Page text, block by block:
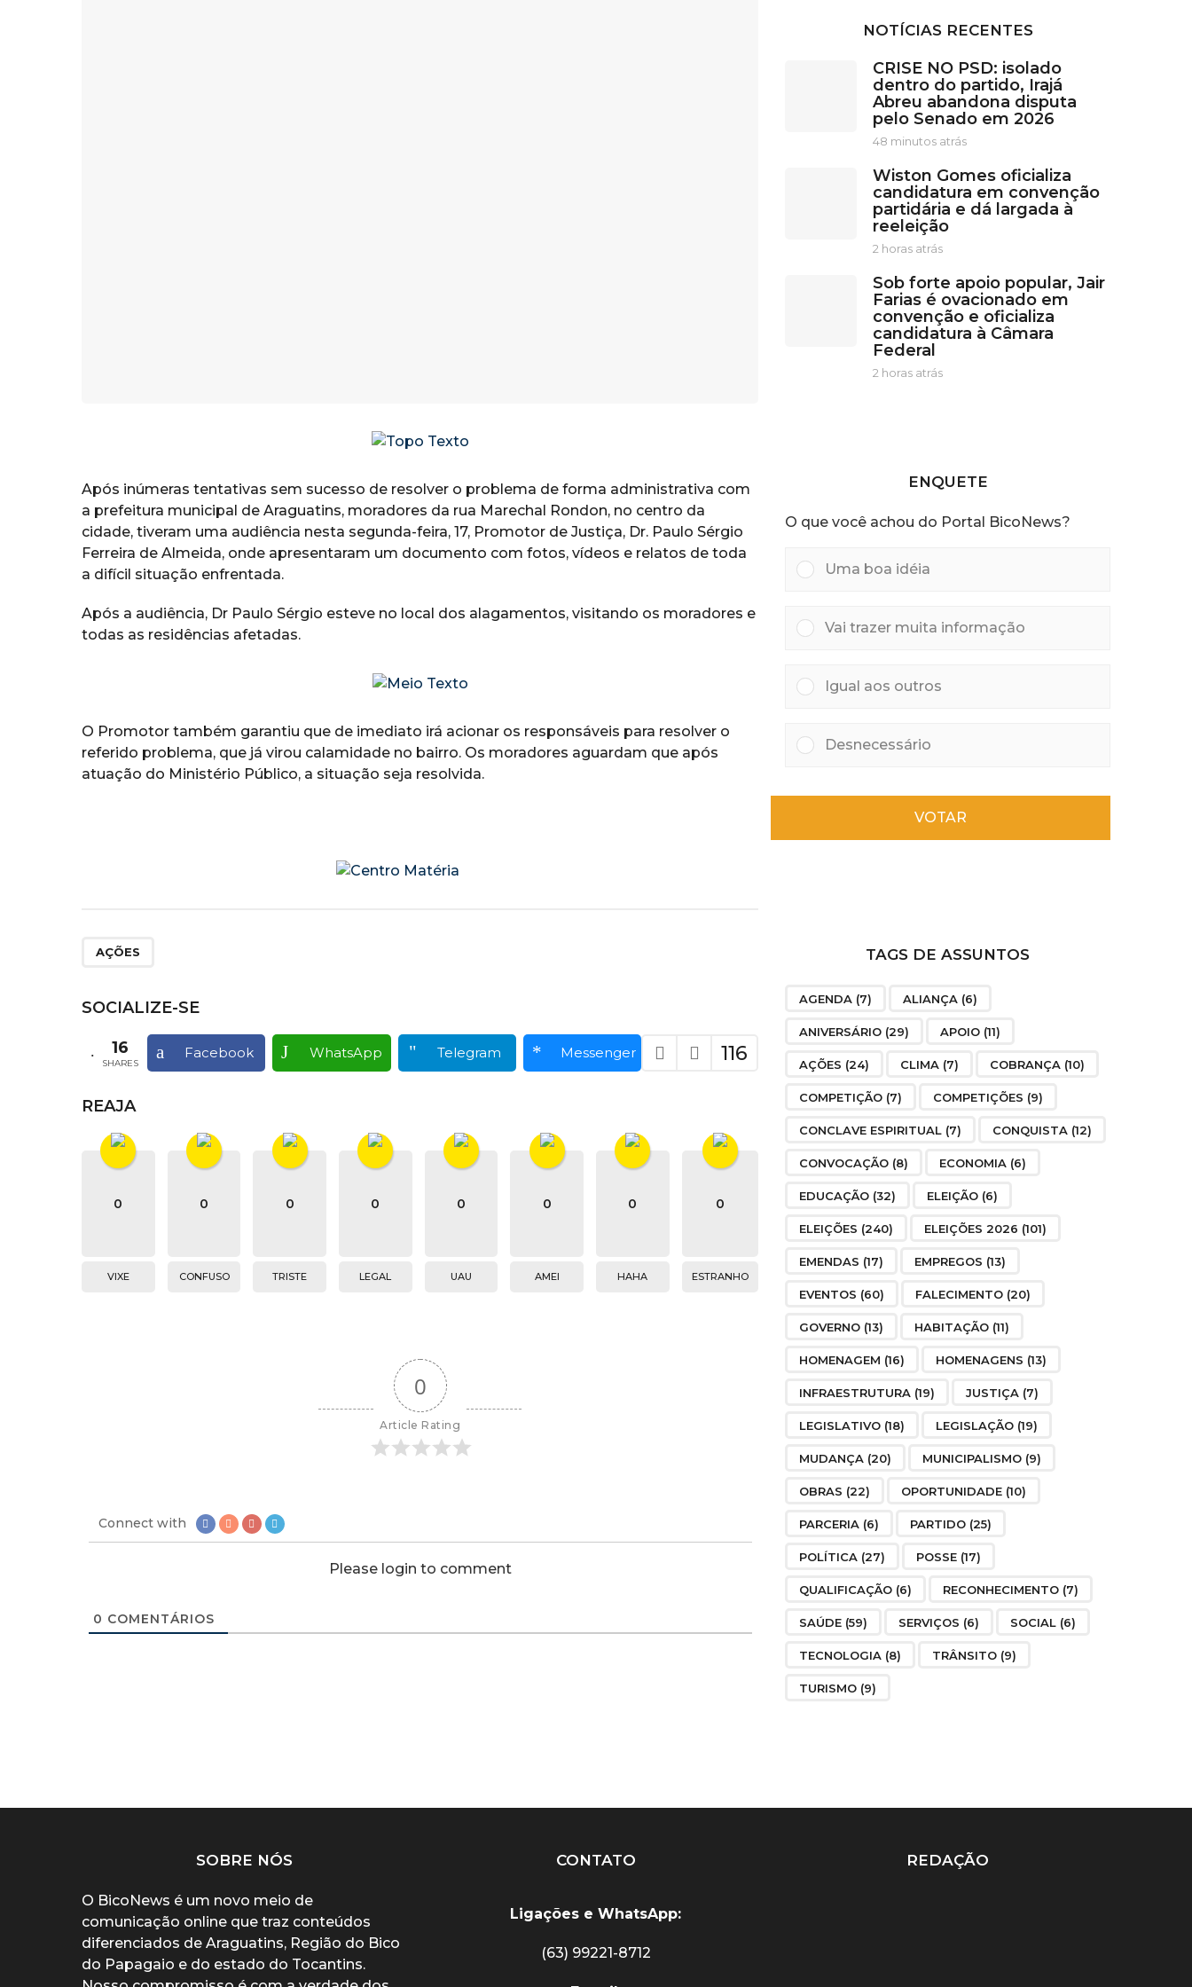
Após inúmeras tentativas sem sucesso de resolver o problema de forma administrativa com
a prefeitura municipal de Araguatins, moradores da rua Marechal Rondon, no centro da
cidade, tiveram uma audiência nesta segunda-feira, 17, Promotor de Justiça, Dr. Paulo Sérgio
Ferreira de Almeida, onde apresentaram um documento com fotos, vídeos e relatos de toda
a difícil situação enfrentada.
Após a audiência, Dr Paulo Sérgio esteve no local dos alagamentos, visitando os moradores e
todas as residências afetadas.
O Promotor também garantiu que de imediato irá acionar os responsáveis para resolver o
referido problema, que já virou calamidade no bairro. Os moradores aguardam que após
atuação do Ministério Público, a situação seja resolvida.
AÇÕES
SOCIALIZE-SE
116
16
SHARES
Facebook WhatsApp Telegram Messenger
REAJA
0
VIXE
0
CONFUSO
0
TRISTE
0
LEGAL
0
UAU
0
AMEI
0
HAHA
0
ESTRANHO
0
Article Rating
Connect with
Please login to comment
0 COMENTÁRIOS
NOTÍCIAS RECENTES
CRISE NO PSD: isolado
dentro do partido, Irajá
Abreu abandona disputa
pelo Senado em 2026
48 minutos atrás
m
i
n
a
t
r
á
Wiston Gomes oficializa
candidatura em convenção
partidária e dá largada à
reeleição
2 horas atrás
o
r
a
s
Sob forte apoio popular, Jair
Farias é ovacionado em
convenção e oficializa
candidatura à Câmara
Federal
2 horas atrás
a
t
á
ENQUETE
O que você achou do Portal BicoNews?
Uma boa idéia
Vai trazer muita informação
Igual aos outros
Desnecessário
VOTAR
TAGS DE ASSUNTOS
AGENDA (7) ALIANÇA (6)
ANIVERSÁRIO (29) APOIO (11)
AÇÕES (24) CLIMA (7) COBRANÇA (10)
COMPETIÇÃO (7) COMPETIÇÕES (9)
CONCLAVE ESPIRITUAL (7) CONQUISTA (12)
CONVOCAÇÃO (8) ECONOMIA (6)
EDUCAÇÃO (32) ELEIÇÃO (6)
ELEIÇÕES (240) ELEIÇÕES 2026 (101)
EMENDAS (17) EMPREGOS (13)
EVENTOS (60) FALECIMENTO (20)
GOVERNO (13) HABITAÇÃO (11)
HOMENAGEM (16) HOMENAGENS (13)
INFRAESTRUTURA (19) JUSTIÇA (7)
LEGISLATIVO (18) LEGISLAÇÃO (19)
MUDANÇA (20) MUNICIPALISMO (9)
OBRAS (22) OPORTUNIDADE (10)
PARCERIA (6) PARTIDO (25)
POLÍTICA (27) POSSE (17)
QUALIFICAÇÃO (6) RECONHECIMENTO (7)
SAÚDE (59) SERVIÇOS (6) SOCIAL (6)
TECNOLOGIA (8) TRÂNSITO (9)
TURISMO (9)
SOBRE NÓS
O BicoNews é um novo meio de
comunicação online que traz conteúdos
diferenciados de Araguatins, Região do Bico
do Papagaio e do estado do Tocantins.
CONTATO
Ligações eWhatsApp:
(63) 99221-8712
REDAÇÃO